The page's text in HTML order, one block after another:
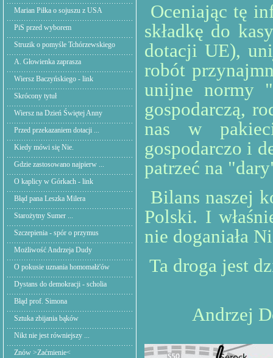
Marian Piłka o sojuszu z USA
PiS przed wyborem
Struzik o pomyśle Tchórzewskiego
A. Głowienka zaprasza
Wiersz Baczyńskiego - link
Skrócony tytuł
Wiersz na Dzień Świętej Anny
Przed przekazaniem dotacji ...
Kiedy mówi się Nie.
Gdzie zastosowano najpierw ...
O kaplicy w Górkach - link
Błąd pana Leszka Milera
Starożytny Sumer ...
Szczepienia - spór o przymus
Możliwość Andrzeja Dudy
O pokusie uznania homomałż'ów
Dystans do demokracji - scholia
Błąd prof. Simona
Sztuka zbijania bąków
Nikt nie jest równiejszy ...
Znów >Zaćmienie<
Oceniając tę
składkę do
dotacji UE),
robót
unijne normy
gospodarczą,
nas w
gospodarczo i
patrzeć na
Bilans naszej
Polski. I
nie doganiała
Ta droga jest
Andrzej